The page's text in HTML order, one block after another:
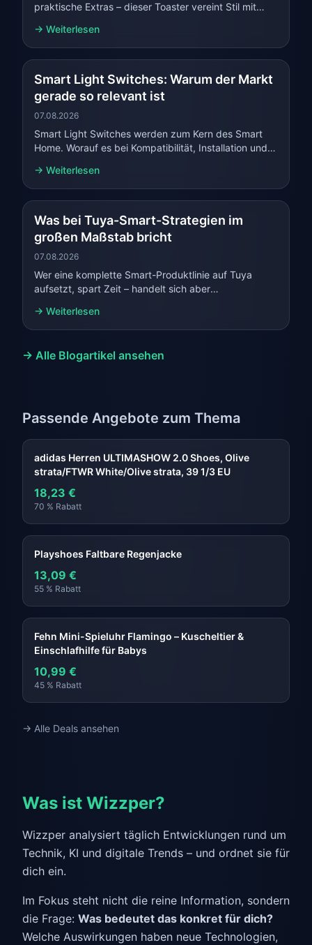
praktische Extras – dieser Toaster vereint Stil mit
→ Weiterlesen
Smart Light Switches: Warum der Markt
gerade so relevant ist
07.08.2026
Smart Light Switches werden zum Kern des Smart
Home. Worauf es bei Kompatibilität, Installation und
→ Weiterlesen
Was bei Tuya-Smart-Strategien im
großen Maßstab bricht
07.08.2026
Wer eine komplette Smart-Produktlinie auf Tuya
aufsetzt, spart Zeit – handelt sich aber
Plattformrisiken ein.
→ Weiterlesen
→ Alle Blogartikel ansehen
Passende Angebote zum Thema
adidas Herren ULTIMASHOW 2.0 Shoes, Olive
strata/FTWR White/Olive strata, 39 1/3 EU
18,23 €
70 % Rabatt
Playshoes Faltbare Regenjacke
13,09 €
55 % Rabatt
Fehn Mini-Spieluhr Flamingo – Kuscheltier &
Einschlafhilfe für Babys
10,99 €
45 % Rabatt
→ Alle Deals ansehen
Was ist Wizzper?
Wizzper analysiert täglich Entwicklungen rund um
Technik, KI und digitale Trends – und ordnet sie für
dich ein.
Im Fokus steht nicht die reine Information, sondern
die Frage: Was bedeutet das konkret für dich?
Welche Auswirkungen haben neue Technologien,